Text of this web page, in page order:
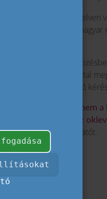
magyar és angol
nyelvén, nem
és
és az Európa Tanács által
esetében - a hallgató
tanulmányaikat nem
kell kérni az
a hallgatót/volt hallgatót.